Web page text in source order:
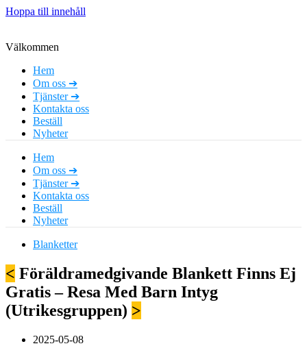
Hoppa till innehåll
Välkommen
Hem
Om oss ➔
Tjänster ➔
Kontakta oss
Beställ
Nyheter
Hem
Om oss ➔
Tjänster ➔
Kontakta oss
Beställ
Nyheter
Blanketter
< Föräldramedgivande Blankett Finns Ej
Gratis – Resa Med Barn Intyg
(Utrikesgruppen) >
2025-05-08